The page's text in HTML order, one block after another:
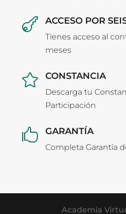
 ACCESO POR
Tienes acceso al
meses
 CONSTANCIA
Descarga tu
Participación
 GARANTÍA
Completa Garantía
Academia